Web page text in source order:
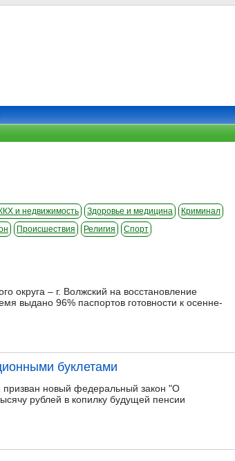
и недвижимость Здоровье и медицина
Криминал
Происшествия Религия
Спорт
округа – г. Волжский на восстановление
выдано 96% паспортов готовности к осенне-
буклетами
призван новый федеральный закон "О
рублей в копилку будущей пенсии